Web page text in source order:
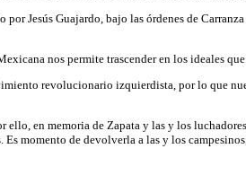
Jesús Guajardo, bajo las órdenes de
nos permite trascender en los ideales
revolucionario izquierdista, por lo que
en memoria de Zapata y las y los
momento de devolverla a las y los